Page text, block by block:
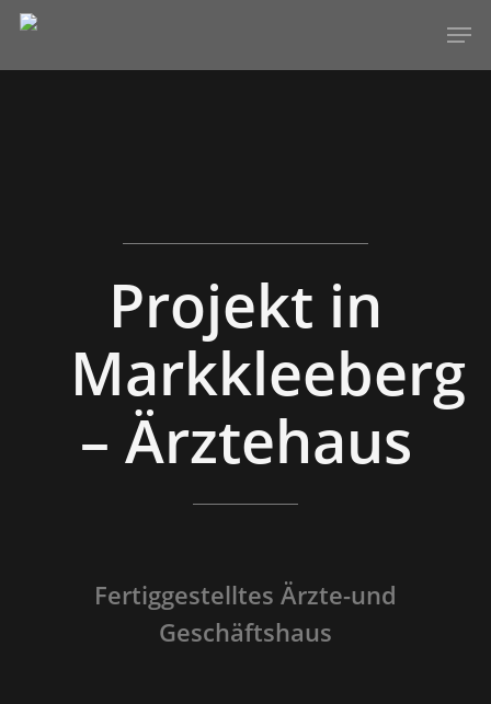
Projekt in
Markkleeberg
– Ärztehaus
Fertiggestelltes Ärzte-und
Geschäftshaus